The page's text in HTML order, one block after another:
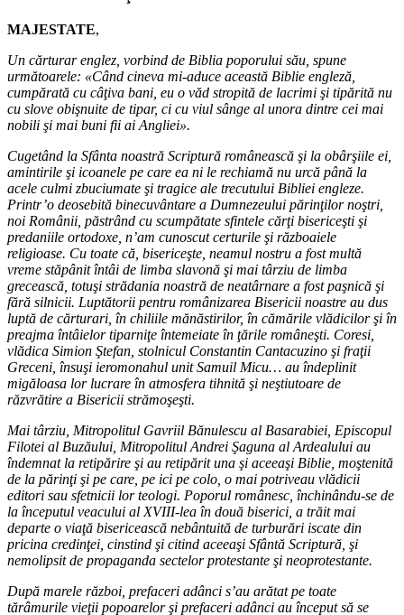
MAJESTATE,
Un cărturar englez, vorbind de Biblia poporului său, spune
următoarele: «Când cineva mi-aduce această Biblie engleză,
cumpărată cu câţiva bani, eu o văd stropită de lacrimi şi tipărită nu
cu slove obişnuite de tipar, ci cu viul sânge al unora dintre cei mai
nobili şi mai buni fii ai Angliei».
Cugetând la Sfânta noastră Scriptură românească şi la obârşiile ei,
amintirile şi icoanele pe care ea ni le rechiamă nu urcă până la
acele culmi zbuciumate şi tragice ale trecutului Bibliei engleze.
Printr’o deosebită binecuvântare a Dumnezeului părinţilor noştri,
noi Românii, păstrând cu scumpătate sfintele cărţi bisericeşti şi
predaniile ortodoxe, n’am cunoscut certurile şi războaiele
religioase. Cu toate că, bisericeşte, neamul nostru a fost multă
vreme stăpânit întâi de limba slavonă şi mai târziu de limba
grecească, totuşi strădania noastră de neatârnare a fost paşnică şi
fără silnicii. Luptătorii pentru românizarea Bisericii noastre au dus
luptă de cărturari, în chiliile mănăstirilor, în cămările vlădicilor şi în
preajma întâielor tiparniţe întemeiate în ţările româneşti. Coresi,
vlădica Simion Ştefan, stolnicul Constantin Cantacuzino şi fraţii
Greceni, însuşi ieromonahul unit Samuil Micu… au îndeplinit
migăloasa lor lucrare în atmosfera tihnită şi neştiutoare de
răzvrătire a Bisericii strămoşeşti.
Mai târziu, Mitropolitul Gavriil Bănulescu al Basarabiei, Episcopul
Filotei al Buzăului, Mitropolitul Andrei Şaguna al Ardealului au
îndemnat la retipărire şi au retipărit una şi aceeaşi Biblie, moştenită
de la părinţi şi pe care, pe ici pe colo, o mai potriveau vlădicii
editori sau sfetnicii lor teologi. Poporul românesc, închinându-se de
la începutul veacului al XVIII-lea în două biserici, a trăit mai
departe o viaţă bisericească nebântuită de turburări iscate din
pricina credinţei, cinstind şi citind aceeaşi Sfântă Scriptură, şi
nemolipsit de propaganda sectelor protestante şi neoprotestante.
După marele război, prefaceri adânci s’au arătat pe toate
tărâmurile vieţii popoarelor şi prefaceri adânci au început să se